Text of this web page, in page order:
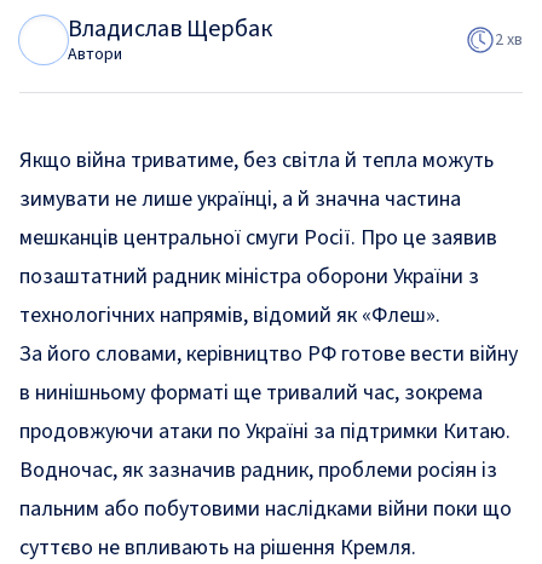
Владислав Щербак
Автори
2 хв
Якщо війна триватиме, без світла й тепла можуть
зимувати не лише українці, а й значна частина
мешканців центральної смуги Росії. Про це заявив
позаштатний радник міністра оборони України з
технологічних напрямів, відомий як «Флеш».
За його словами, керівництво РФ готове вести війну
в нинішньому форматі ще тривалий час, зокрема
продовжуючи атаки по Україні за підтримки Китаю.
Водночас, як зазначив радник, проблеми росіян із
пальним або побутовими наслідками війни поки що
суттєво не впливають на рішення Кремля.